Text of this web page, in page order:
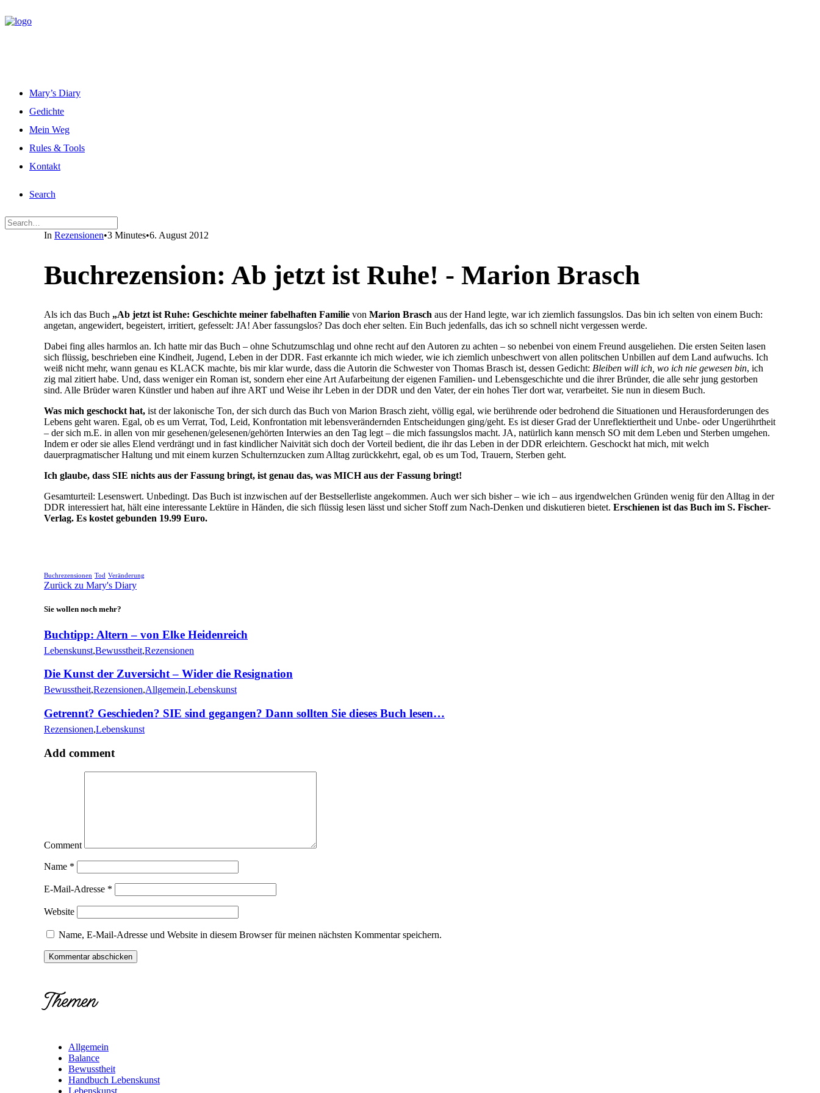
Mary’s Diary
Gedichte
Mein Weg
Rules & Tools
Kontakt
Search
In Rezensionen•3 Minutes•6. August 2012
Buchrezension: Ab jetzt ist Ruhe! - Marion Brasch
Als ich das Buch „Ab jetzt ist Ruhe: Geschichte meiner fabelhaften Familie von Marion Brasch aus der Hand legte, war ich ziemlich fassungslos. Das bin ich selten von einem Buch:
angetan, angewidert, begeistert, irritiert, gefesselt: JA! Aber fassungslos? Das doch eher selten. Ein Buch jedenfalls, das ich so schnell nicht vergessen werde.
Dabei fing alles harmlos an. Ich hatte mir das Buch – ohne Schutzumschlag und ohne recht auf den Autoren zu achten – so nebenbei von einem Freund ausgeliehen. Die ersten Seiten lasen
sich flüssig, beschrieben eine Kindheit, Jugend, Leben in der DDR. Fast erkannte ich mich wieder, wie ich ziemlich unbeschwert von allen politschen Unbillen auf dem Land aufwuchs. Ich
weiß nicht mehr, wann genau es KLACK machte, bis mir klar wurde, dass die Autorin die Schwester von Thomas Brasch ist, dessen Gedicht: Bleiben will ich, wo ich nie gewesen bin, ich
zig mal zitiert habe. Und, dass weniger ein Roman ist, sondern eher eine Art Aufarbeitung der eigenen Familien- und Lebensgeschichte und die ihrer Bründer, die alle sehr jung gestorben
sind. Alle Brüder waren Künstler und haben auf ihre ART und Weise ihr Leben in der DDR und den Vater, der ein hohes Tier dort war, verarbeitet. Sie nun in diesem Buch.
Was mich geschockt hat, ist der lakonische Ton, der sich durch das Buch von Marion Brasch zieht, völlig egal, wie berührende oder bedrohend die Situationen und Herausforderungen des
Lebens geht waren. Egal, ob es um Verrat, Tod, Leid, Konfrontation mit lebensverändernden Entscheidungen ging/geht. Es ist dieser Grad der Unreflektiertheit und Unbe- oder Ungerührtheit
– der sich m.E. in allen von mir gesehenen/gelesenen/gehörten Interwies an den Tag legt – die mich fassungslos macht. JA, natürlich kann mensch SO mit dem Leben und Sterben umgehen.
Indem er oder sie alles Elend verdrängt und in fast kindlicher Naivität sich doch der Vorteil bedient, die ihr das Leben in der DDR erleichtern. Geschockt hat mich, mit welch
dauerpragmatischer Haltung und mit einem kurzen Schulternzucken zum Alltag zurückkehrt, egal, ob es um Tod, Trauern, Sterben geht.
Ich glaube, dass SIE nichts aus der Fassung bringt, ist genau das, was MICH aus der Fassung bringt!
Gesamturteil: Lesenswert. Unbedingt. Das Buch ist inzwischen auf der Bestsellerliste angekommen. Auch wer sich bisher – wie ich – aus irgendwelchen Gründen wenig für den Alltag in der
DDR interessiert hat, hält eine interessante Lektüre in Händen, die sich flüssig lesen lässt und sicher Stoff zum Nach-Denken und diskutieren bietet. Erschienen ist das Buch im S. Fischer-
Verlag. Es kostet gebunden 19.99 Euro.
Buchrezensionen Tod Veränderung
Zurück zu Mary's Diary
Sie wollen noch mehr?
Buchtipp: Altern – von Elke Heidenreich
Lebenskunst,Bewusstheit,Rezensionen
Die Kunst der Zuversicht – Wider die Resignation
Bewusstheit,Rezensionen,Allgemein,Lebenskunst
Getrennt? Geschieden? SIE sind gegangen? Dann sollten Sie dieses Buch lesen…
Rezensionen,Lebenskunst
Add comment
Comment
Name *
E-Mail-Adresse *
Website
Name, E-Mail-Adresse und Website in diesem Browser für meinen nächsten Kommentar speichern.
Themen
Allgemein
Balance
Bewusstheit
Handbuch Lebenskunst
Lebenskunst